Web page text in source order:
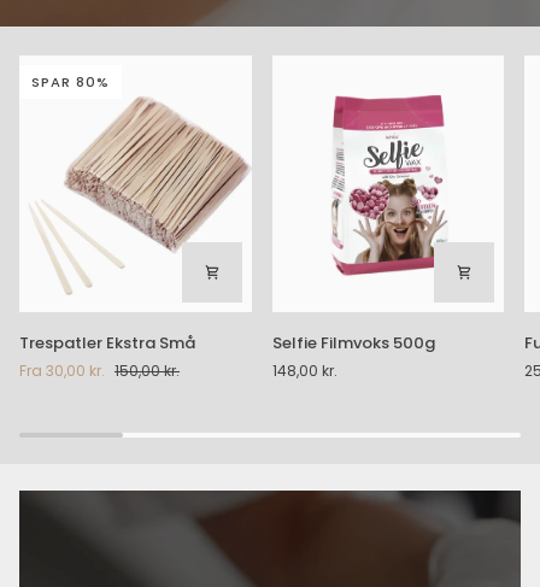
SPAR 80%
Trespatler
Ekstra
Små
Trespatler Ekstra Små
Fra 30,00 kr. 150,00 kr.
Selfie
Filmvoks
500g
Selfie Filmvoks 500g
148,00 kr.